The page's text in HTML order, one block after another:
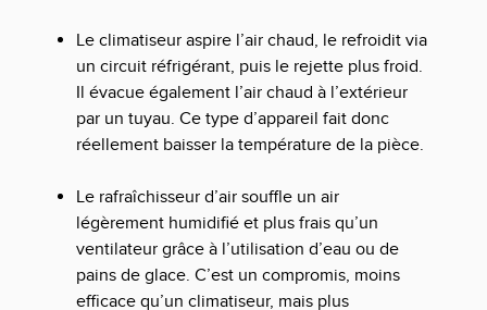
Le climatiseur aspire l’air chaud, le refroidit via
un circuit réfrigérant, puis le rejette plus froid.
Il évacue également l’air chaud à l’extérieur
par un tuyau. Ce type d’appareil fait donc
réellement baisser la température de la pièce.
Le rafraîchisseur d’air souffle un air
légèrement humidifié et plus frais qu’un
ventilateur grâce à l’utilisation d’eau ou de
pains de glace. C’est un compromis, moins
efficace qu’un climatiseur, mais plus